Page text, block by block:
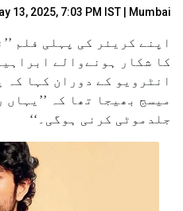
13, 2025, 7:03 PM IST | Mumbai
اپنے کریئر کی پہلی فلم
کا شکار ہونےوالے
انٹرویو کے دوران کہا کہ
میسج بھیجا تھا کہ
جلدموٹی کرنی ہوگی۔‘‘